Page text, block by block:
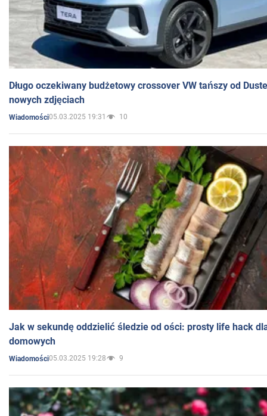
Długo oczekiwany budżetowy crossover VW tańszy od
nowych zdjęciach
Wiadomości05.03.2025 19:31 10
Jak w sekundę oddzielić śledzie od ości: prosty life hack
domowych
Wiadomości05.03.2025 19:28 9